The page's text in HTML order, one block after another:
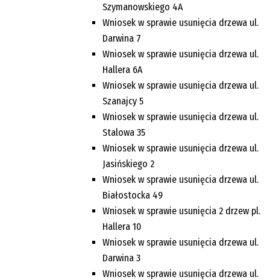
Szymanowskiego 4A
Wniosek w sprawie usunięcia drzewa ul.
Darwina 7
Wniosek w sprawie usunięcia drzewa ul.
Hallera 6A
Wniosek w sprawie usunięcia drzewa ul.
Szanajcy 5
Wniosek w sprawie usunięcia drzewa ul.
Stalowa 35
Wniosek w sprawie usunięcia drzewa ul.
Jasińskiego 2
Wniosek w sprawie usunięcia drzewa ul.
Białostocka 49
Wniosek w sprawie usunięcia 2 drzew pl.
Hallera 10
Wniosek w sprawie usunięcia drzewa ul.
Darwina 3
Wniosek w sprawie usunięcia drzewa ul.